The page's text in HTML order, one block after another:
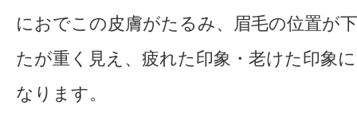
におでこの皮膚がたるみ、眉毛の位置が
たが重く見え、疲れた印象・老けた印象
なります。